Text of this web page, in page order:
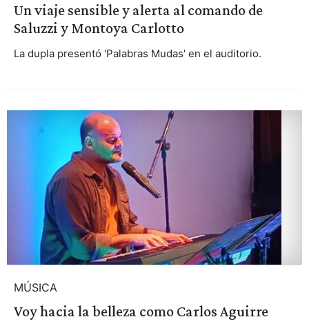
Un viaje sensible y alerta al comando de
Saluzzi y Montoya Carlotto
La dupla presentó 'Palabras Mudas' en el auditorio.
MÚSICA
Voy hacia la belleza como Carlos Aguirre